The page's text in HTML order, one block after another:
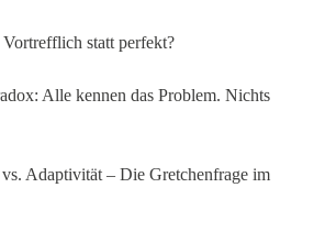
Vortrefflich statt perfekt?
Alle kennen das Problem. Nichts
Adaptivität – Die Gretchenfrage im